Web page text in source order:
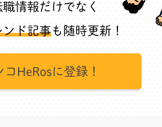
情報だけでなく
ンド記事も随時更新！
コHeRosに登録！